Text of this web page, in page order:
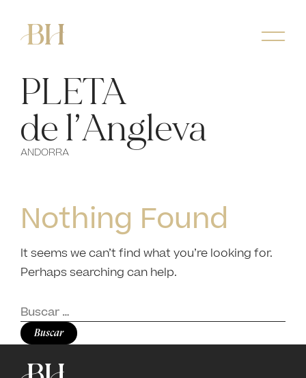
PLETA
de l’Angleva
ANDORRA
Nothing Found
It seems we can’t find what you’re looking for.
Perhaps searching can help.
Buscar: